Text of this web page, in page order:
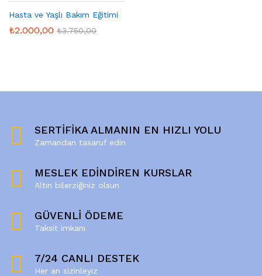
Hasta ve Yaşlı Bakım Eğitimi
₺2.000,00 ₺3.750,00
SERTİFİKA ALMANIN EN HIZLI YOLU
Zamandan tasaruf edin
MESLEK EDİNDİREN KURSLAR
Altın bilerziğiniz olsun
GÜVENLİ ÖDEME
Taksit imkanı
7/24 CANLI DESTEK
Her an sizinleyiz